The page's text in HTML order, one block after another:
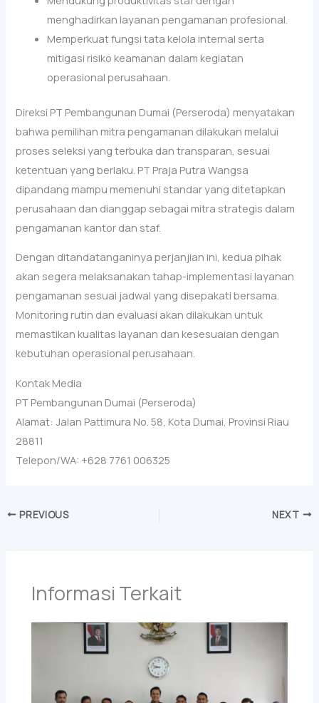
menghadirkan layanan pengamanan profesional.
Memperkuat fungsi tata kelola internal serta
mitigasi risiko keamanan dalam kegiatan
operasional perusahaan.
Direksi PT Pembangunan Dumai (Perseroda) menyatakan
bahwa pemilihan mitra pengamanan dilakukan melalui
proses seleksi yang terbuka dan transparan, sesuai
ketentuan yang berlaku. PT Praja Putra Wangsa
dipandang mampu memenuhi standar yang ditetapkan
perusahaan dan dianggap sebagai mitra strategis dalam
pengamanan kantor dan staf.
Dengan ditandatanganinya perjanjian ini, kedua pihak
akan segera melaksanakan tahap-implementasi layanan
pengamanan sesuai jadwal yang disepakati bersama.
Monitoring rutin dan evaluasi akan dilakukan untuk
memastikan kualitas layanan dan kesesuaian dengan
kebutuhan operasional perusahaan.
Kontak Media
PT Pembangunan Dumai (Perseroda)
Alamat: Jalan Pattimura No. 58, Kota Dumai, Provinsi Riau
28811
Telepon/WA: +628 7761 006325
PREVIOUS NEXT
Informasi Terkait